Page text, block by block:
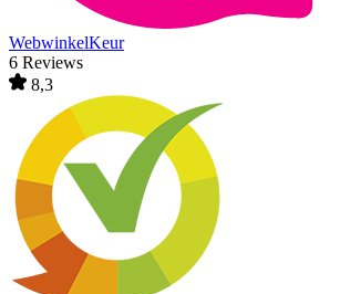
WebwinkelKeur
6 Reviews
8,3